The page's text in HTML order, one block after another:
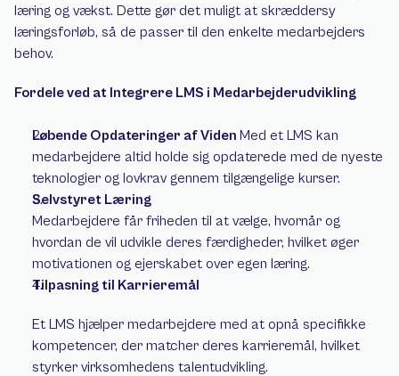
læring og vækst. Dette gør det muligt at skræddersy
læringsforløb, så de passer til den enkelte medarbejders
behov.
Fordele ved at Integrere LMS i Medarbejderudvikling
Løbende Opdateringer af Viden Med et LMS kan
medarbejdere altid holde sig opdaterede med de nyeste
teknologier og lovkrav gennem tilgængelige kurser.
Selvstyret Læring
Medarbejdere får friheden til at vælge, hvornår og
hvordan de vil udvikle deres færdigheder, hvilket øger
motivationen og ejerskabet over egen læring.
Tilpasning til Karrieremål
Et LMS hjælper medarbejdere med at opnå specifikke
kompetencer, der matcher deres karrieremål, hvilket
styrker virksomhedens talentudvikling.